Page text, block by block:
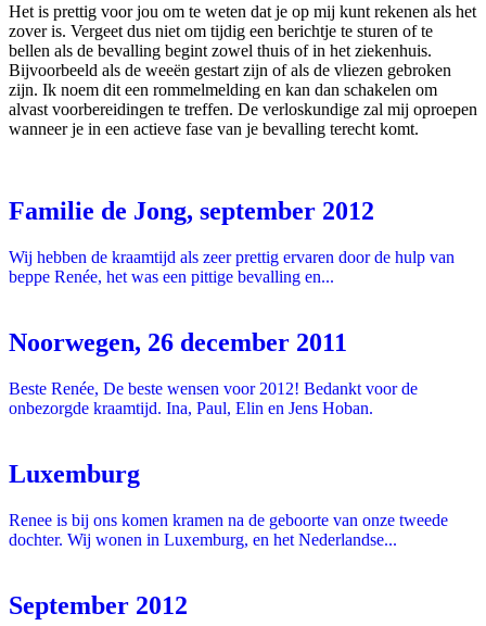
Het is prettig voor jou om te weten dat je op mij kunt rekenen als het
zover is. Vergeet dus niet om tijdig een berichtje te sturen of te
bellen als de bevalling begint zowel thuis of in het ziekenhuis.
Bijvoorbeeld als de weeën gestart zijn of als de vliezen gebroken
zijn. Ik noem dit een rommelmelding en kan dan schakelen om
alvast voorbereidingen te treffen. De verloskundige zal mij oproepen
wanneer je in een actieve fase van je bevalling terecht komt.
Familie de Jong, september 2012
Wij hebben de kraamtijd als zeer prettig ervaren door de hulp van
beppe Renée, het was een pittige bevalling en...
Noorwegen, 26 december 2011
Beste Renée, De beste wensen voor 2012! Bedankt voor de
onbezorgde kraamtijd. Ina, Paul, Elin en Jens Hoban.
Luxemburg
Renee is bij ons komen kramen na de geboorte van onze tweede
dochter. Wij wonen in Luxemburg, en het Nederlandse...
September 2012